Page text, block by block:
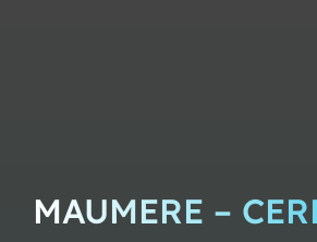
MAUMERE –